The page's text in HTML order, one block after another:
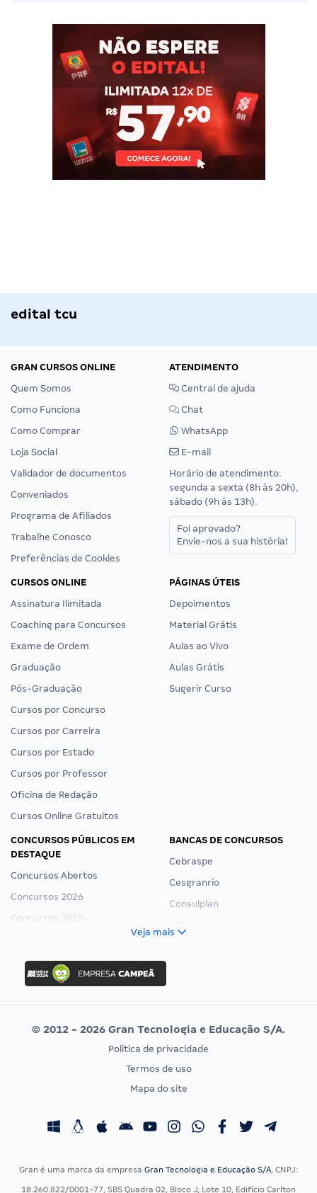
edital tcu
GRAN CURSOS ONLINE
Quem Somos
Como Funciona
Como Comprar
Loja Social
Validador de documentos
Conveniados
Programa de Afiliados
Trabalhe Conosco
Preferências de Cookies
ATENDIMENTO
Central de ajuda
Chat
WhatsApp
E-mail
Horário de atendimento:
segunda a sexta (8h às 20h),
sábado (9h às 13h).
Foi aprovado?
Envie-nos a sua história!
CURSOS ONLINE
Assinatura Ilimitada
Coaching para Concursos
Exame de Ordem
Graduação
Pós-Graduação
Cursos por Concurso
Cursos por Carreira
Cursos por Estado
Cursos por Professor
Oficina de Redação
Cursos Online Gratuitos
PÁGINAS ÚTEIS
Depoimentos
Material Grátis
Aulas ao Vivo
Aulas Grátis
Sugerir Curso
CONCURSOS PÚBLICOS EM
DESTAQUE
Concursos Abertos
Concursos 2026
Concursos 2025
Concurso Ibama
Concurso MPU
Editais publicados
BANCAS DE CONCURSOS
Cebraspe
Cesgranrio
Consulplan
Vunesp
CONCURSOS POR PROFISSÃO
Concursos Fiscais
EXAME DE ORDEM
Calendário OAB
Veja mais
© 2012 - 2026 Gran Tecnologia e Educação S/A.
Política de privacidade
Termos de uso
Mapa do site
Gran é uma marca da empresa Gran Tecnologia e Educação S/A, CNPJ:
18.260.822/0001-77, SBS Quadra 02, Bloco J, Lote 10, Edifício Carlton